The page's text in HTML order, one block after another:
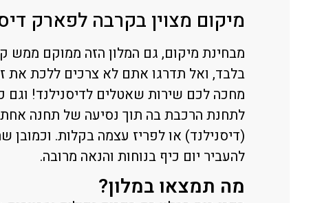
מיקום מצוין בקרבה לפארק
בלבד, ואל תדרגו אתם לא צרכים ללכת את
לתחנת הרכבת בה תוך נסיעה של תחנה אחת
(דיסנילנד) או לפריז עצמה בקלות. וכמובן
להעביר יום כיף בנוחות והנאה מרובה.
מה תמצאו במלון?